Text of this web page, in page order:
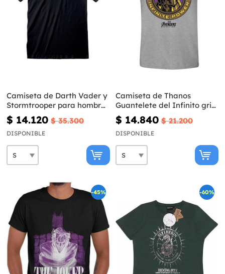
Camiseta de Darth Vader y
Stormtrooper para hombre
- Star Wars
$ 14.120 $ 35.300
DISPONIBLE
Camiseta de Thanos
Guantelete del Infinito gris-
Vengadores Infinity War
$ 14.840 $ 21.200
DISPONIBLE
-45% -60%